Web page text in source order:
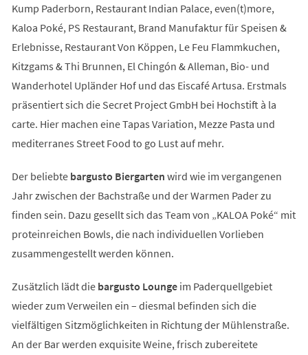
Kump Paderborn, Restaurant Indian Palace, even(t)more,
Kaloa Poké, PS Restaurant, Brand Manufaktur für Speisen &
Erlebnisse, Restaurant Von Köppen, Le Feu Flammkuchen,
Kitzgams & Thi Brunnen, El Chingón & Alleman, Bio- und
Wanderhotel Upländer Hof und das Eiscafé Artusa. Erstmals
präsentiert sich die Secret Project GmbH bei Hochstift à la
carte. Hier machen eine Tapas Variation, Mezze Pasta und
mediterranes Street Food to go Lust auf mehr.
Der beliebte bargusto Biergarten wird wie im vergangenen
Jahr zwischen der Bachstraße und der Warmen Pader zu
finden sein. Dazu gesellt sich das Team von „KALOA Poké“ mit
proteinreichen Bowls, die nach individuellen Vorlieben
zusammengestellt werden können.
Zusätzlich lädt die bargusto Loungeim Paderquellgebiet
wieder zum Verweilen ein – diesmal befinden sich die
vielfältigen Sitzmöglichkeiten in Richtung der Mühlenstraße.
An der Bar werden exquisite Weine, frisch zubereitete